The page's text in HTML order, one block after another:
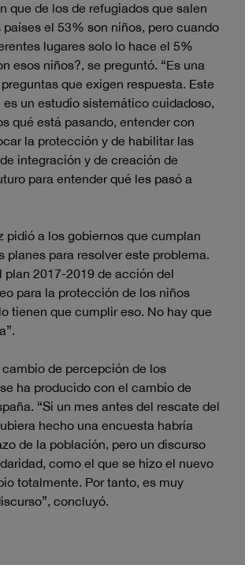
que de los de refugiados que salen
el 53% son niños, pero cuando
lugares solo lo hace el 5%
esos niños?, se preguntó. “Es una
que exigen respuesta. Este
un estudio sistemático cuidadoso,
qué está pasando, entender con
la protección y de habilitar las
integración y de creación de
para entender qué les pasó a
pidió a los gobiernos que cumplan
planes para resolver este problema.
plan 2017-2019 de acción del
para la protección de los niños
tienen que cumplir eso. No hay que
de percepción de los
ha producido con el cambio de
“Si un mes antes del rescate del
hecho una encuesta habría
de la población, pero un discurso
como el que se hizo el nuevo
totalmente. Por tanto, es muy
concluyó.